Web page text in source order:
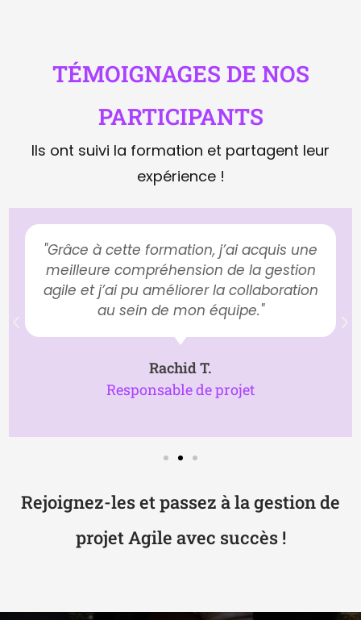
TÉMOIGNAGES DE NOS
PARTICIPANTS
Ils ont suivi la formation et partagent leur
expérience !
"Grâce à cette formation, j’ai acquis une
meilleure compréhension de la gestion
agile et j’ai pu améliorer la collaboration
au sein de mon équipe."
Rachid T.
Responsable de projet
Rejoignez-les et passez à la gestion de
projet Agile avec succès !